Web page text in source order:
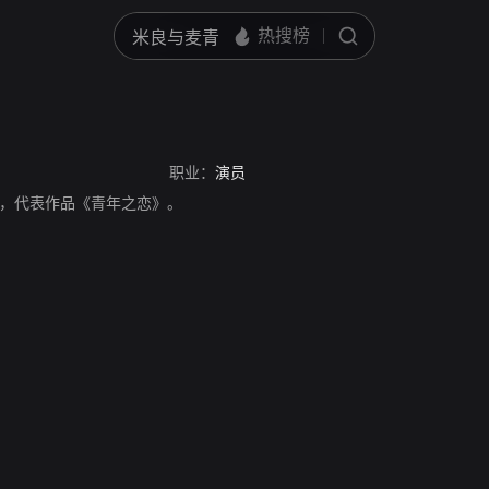
职业： 演员
代表作品《青年之恋》。